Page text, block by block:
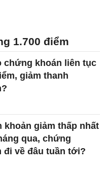
1.700 điểm
chứng khoán liên tục
giảm thanh
khoản giảm thấp nhất
qua, chứng
đi về đâu tuần tới?